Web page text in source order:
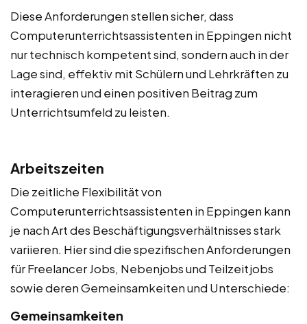
Diese Anforderungen stellen sicher, dass
Computerunterrichtsassistenten in Eppingen nicht
nur technisch kompetent sind, sondern auch in der
Lage sind, effektiv mit Schülern und Lehrkräften zu
interagieren und einen positiven Beitrag zum
Unterrichtsumfeld zu leisten.
Arbeitszeiten
Die zeitliche Flexibilität von
Computerunterrichtsassistenten in Eppingen kann
je nach Art des Beschäftigungsverhältnisses stark
variieren. Hier sind die spezifischen Anforderungen
für Freelancer Jobs, Nebenjobs und Teilzeitjobs
sowie deren Gemeinsamkeiten und Unterschiede:
Gemeinsamkeiten